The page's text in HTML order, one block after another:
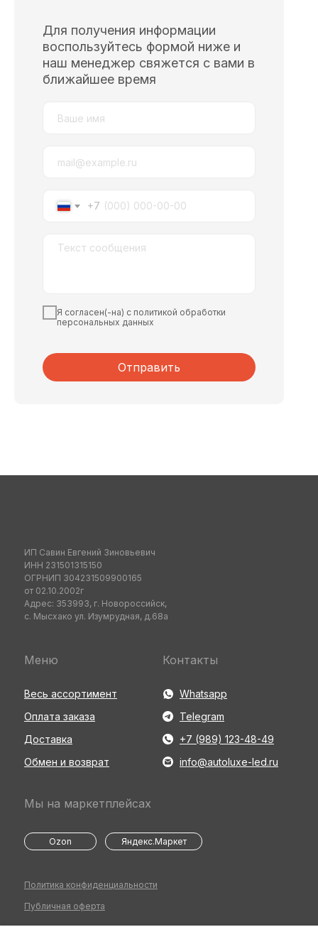
Для получения информации
воспользуйтесь формой ниже и
наш менеджер свяжется с вами в
ближайшее время
+7
Я согласен(-на) с политикой обработки
персональных данных
Отправить
ИП Савин Евгений Зиновьевич
ИНН 231501315150
ОГРНИП 304231509900165
от 02.10.2002г
Адрес: 353993, г. Новороссийск,
с. Мысхако ул. Изумрудная, д.68а
Политика конфиденциальности
Публичная оферта
Обмен и возврат
Доставка
Оплата заказа
info@autoluxe-led.ru
Меню
Мы на маркетплейсах
Контакты
+7 (989) 123-48-49
Telegram
Весь ассортимент Whatsapp
Ozon Яндекс.Маркет